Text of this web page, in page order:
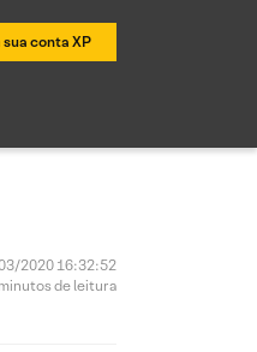
sua conta XP
2020 16:32:52
de leitura